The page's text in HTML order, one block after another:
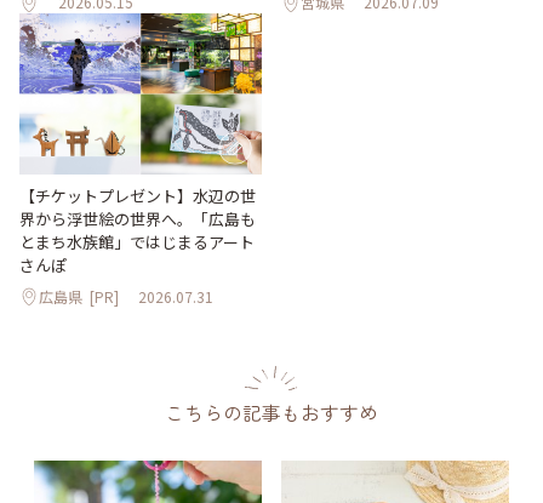
【チケットプレゼント】水辺の世
界から浮世絵の世界へ。「広島も
とまち水族館」ではじまるアート
さんぽ
広島県 [PR] 2026.07.31
こちらの記事もおすすめ